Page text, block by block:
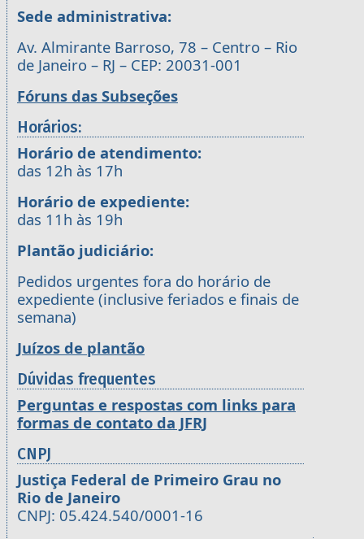
Sede administrativa:
Av. Almirante Barroso, 78 – Centro – Rio
de Janeiro – RJ – CEP: 20031-001
Fóruns das Subseções
Horários:
Horário de atendimento:
das 12h às 17h
Horário de expediente:
das 11h às 19h
Plantão judiciário:
Pedidos urgentes fora do horário de
expediente (inclusive feriados e finais de
semana)
Juízos de plantão
Dúvidas frequentes
Perguntas e respostas com links para
formas de contato da JFRJ
CNPJ
Justiça Federal de Primeiro Grau no
Rio de Janeiro
CNPJ: 05.424.540/0001-16